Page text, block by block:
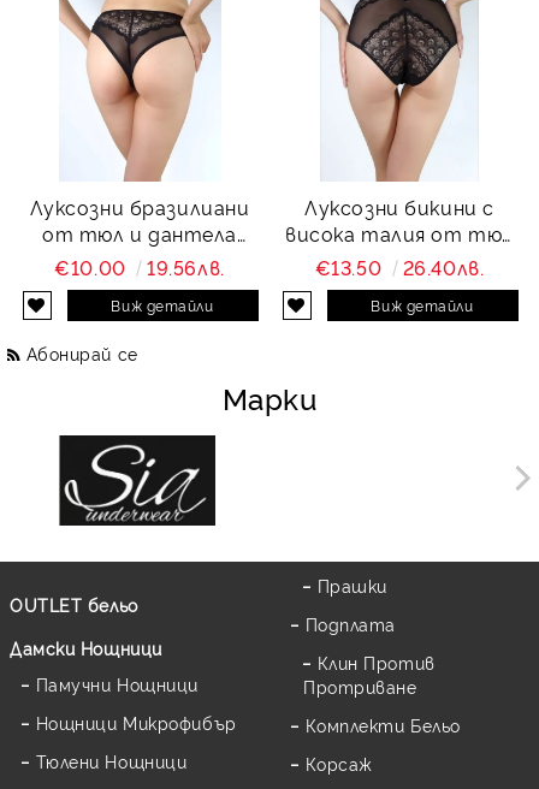
Луксозни бразилиани
от тюл и дантела
Charity
€10.00 19.56лв.
Виж детайли
Луксозни бикини с
висока талия от тюл
и дантела Charity
€13.50 26.40лв.
Виж детайли
Абонирай се
Марки
OUTLET бельо
Дамски Нощници
Памучни Нощници
Нощници Микрофибър
Тюлени Нощници
Прашки
Подплата
Клин Против
Протриване
Комплекти Бельо
Корсаж